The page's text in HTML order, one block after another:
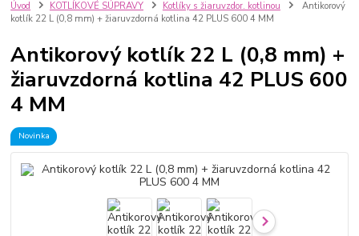
Úvod KOTLÍKOVÉ SÚPRAVY Kotlíky s žiaruvzdor. kotlinou
Antikorový
kotlík 22 L (0,8 mm) + žiaruvzdorná kotlina 42 PLUS 600 4 MM
Antikorový kotlík 22 L (0,8 mm) +
žiaruvzdorná kotlina 42 PLUS 600
4 MM
Novinka